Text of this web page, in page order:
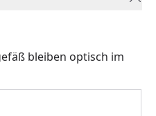
bleiben optisch im